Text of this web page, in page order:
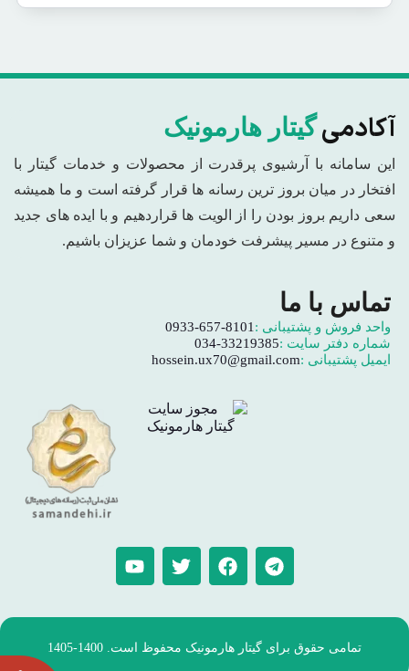
آکادمیگیتار هارمونیک
این سامانه با آرشیوی پرقدرت از محصولات و خدمات گیتار با
افتخار در میان بروز ترین رسانه ها قرار گرفته است و ما همیشه
سعی داریم بروز بودن را از الویت ها قراردهیم و با ایده های جدید
و متنوع در مسیر پیشرفت خودمان و شما عزیزان باشیم.
تماس با ما
واحد فروش و پشتیبانی :0933-657-8101
شماره دفتر سایت :034-33219385
ایمیل پشتیبانی :hossein.ux70@gmail.com
تمامی حقوق برای گیتار هارمونیک محفوظ است. 1400-1405